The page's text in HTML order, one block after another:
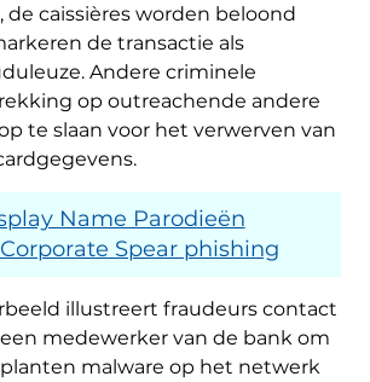
de caissières worden beloond
de transactie als
Andere criminele
op outreachende andere
te slaan voor het verwerven van
Name Parodieën
Spear phishing
illustreert fraudeurs contact
medewerker van de bank om
malware op het netwerk